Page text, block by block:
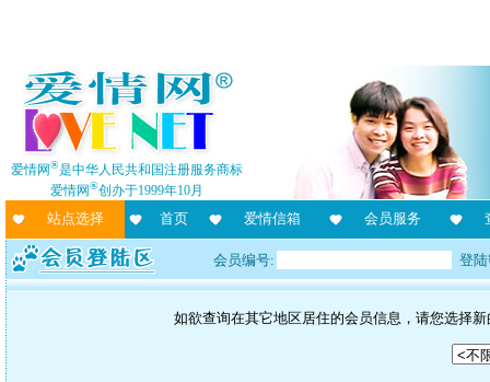
爱情网®是中华人民共和国注册服务商标
爱情网®创办于1999年10月
站点选择 首页 爱情信箱 会员服务
会员编号: 登
如欲查询在其它地区居住的会员信息，请您选择